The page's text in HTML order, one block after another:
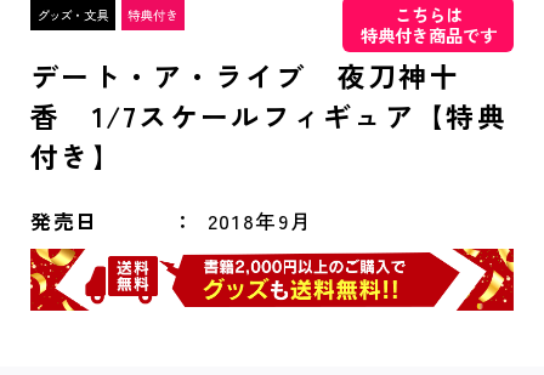
こちらは
特典付き商品です
デート・ア・ライブ 夜刀神十
香 1/7スケールフィギュア【特典
付き】
発売日 2018年9月